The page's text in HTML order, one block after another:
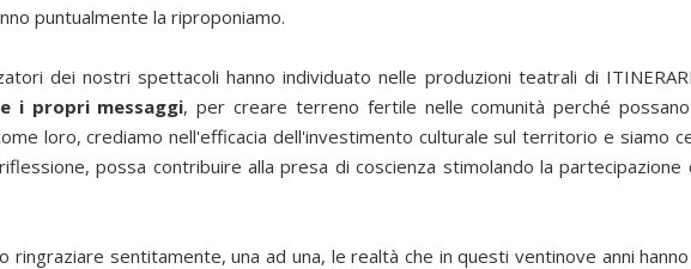
puntualmente la riproponiamo.
dei nostri spettacoli hanno individuato nelle produzioni teatrali di
i propri messaggi, per creare terreno fertile nelle comunità perché
loro, crediamo nell'efficacia dell'investimento culturale sul territorio e siamo
possa contribuire alla presa di coscienza stimolando la
ringraziare sentitamente, una ad una, le realtà che in questi ventinove anni